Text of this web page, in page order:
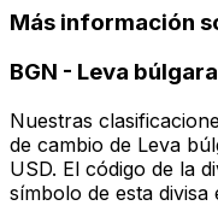
Más información
BGN - Leva búlgara
Nuestras
de cambio de Leva
USD. El código de la
símbolo de esta divisa